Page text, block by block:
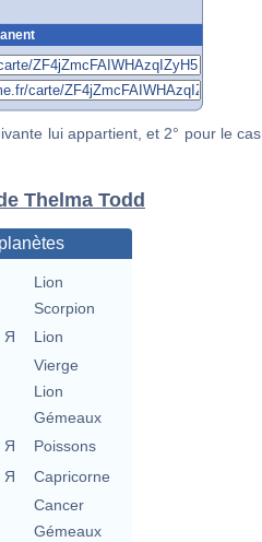
lui appartient, et 2° pour le cas
Thelma Todd
Lion
Scorpion
Я
Lion
Vierge
Lion
Gémeaux
Я
Poissons
Я
Capricorne
Cancer
Gémeaux